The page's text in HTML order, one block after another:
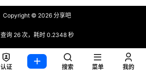
Copyright © 2026 分享吧
查询 26 次，耗时 0.2348 秒
认证 搜索 菜单 我的